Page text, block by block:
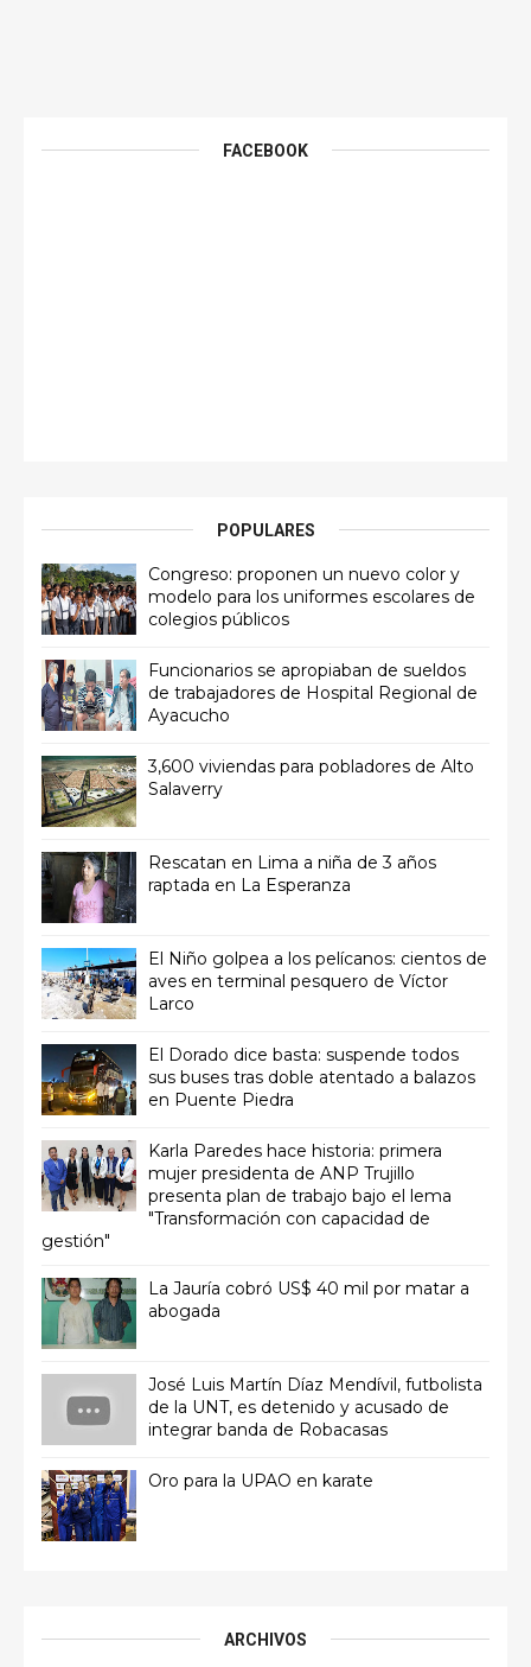
FACEBOOK
POPULARES
Congreso: proponen un nuevo color y
modelo para los uniformes escolares de
colegios públicos
Funcionarios se apropiaban de sueldos
de trabajadores de Hospital Regional de
Ayacucho
3,600 viviendas para pobladores de Alto
Salaverry
Rescatan en Lima a niña de 3 años
raptada en La Esperanza
El Niño golpea a los pelícanos: cientos de
aves en terminal pesquero de Víctor
Larco
El Dorado dice basta: suspende todos
sus buses tras doble atentado a balazos
en Puente Piedra
Karla Paredes hace historia: primera
mujer presidenta de ANP Trujillo
presenta plan de trabajo bajo el lema
"Transformación con capacidad de
gestión"
La Jauría cobró US$ 40 mil por matar a
abogada
José Luis Martín Díaz Mendívil, futbolista
de la UNT, es detenido y acusado de
integrar banda de Robacasas
Oro para la UPAO en karate
ARCHIVOS